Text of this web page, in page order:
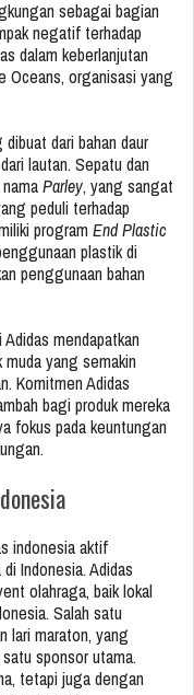
sebagai bagian
negatif terhadap
dalam keberlanjutan
Oceans, organisasi yang
dari bahan daur
lautan. Sepatu dan
Parley, yang sangat
peduli terhadap
program End Plastic
plastik di
penggunaan bahan
mendapatkan
yang semakin
Komitmen Adidas
bagi produk mereka
fokus pada keuntungan
indonesia aktif
Indonesia. Adidas
olahraga, baik lokal
Salah satu
lari maraton, yang
sponsor utama.
tetapi juga dengan